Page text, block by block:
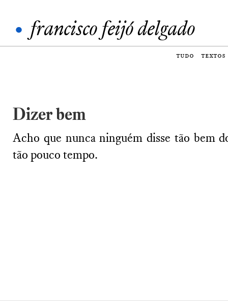
• francisco feijó delgado
tudo textos
Dizer bem
Acho que nunca ninguém disse tão bem
tão pouco tempo.